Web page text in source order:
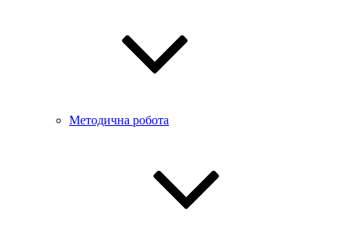
Методична робота